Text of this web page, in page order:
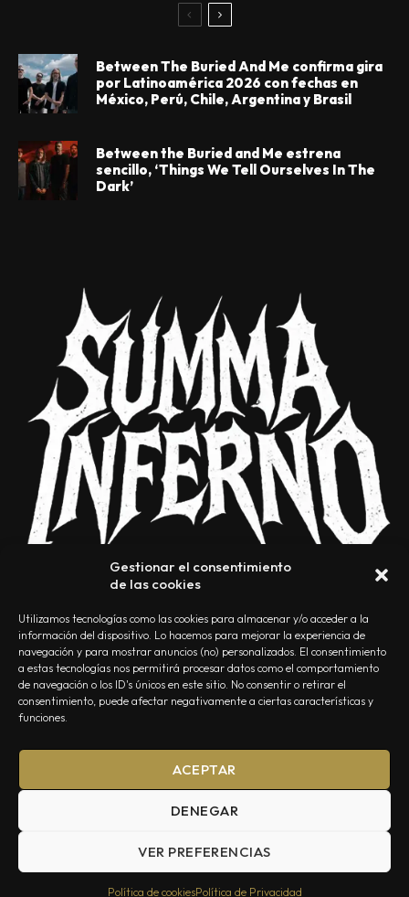
Gestionar el consentimiento
de las cookies
Utilizamos tecnologías como las cookies para almacenar y/o acceder a la
información del dispositivo. Lo hacemos para mejorar la experiencia de
navegación y para mostrar anuncios (no) personalizados. El consentimiento
a estas tecnologías nos permitirá procesar datos como el comportamiento
de navegación o los ID's únicos en este sitio. No consentir o retirar el
consentimiento, puede afectar negativamente a ciertas características y
funciones.
ACEPTAR
DENEGAR
VER PREFERENCIAS
Política de cookiesPolítica de Privacidad
Between The Buried And Me confirma gira
por Latinoamérica 2026 con fechas en
México, Perú, Chile, Argentina y Brasil
Between the Buried and Me estrena
sencillo, ‘Things We Tell Ourselves In The
Dark’
NOSOTROS CONTACTO EDITORIAL POLÍTICA DE PRIVACIDAD
Summa Inferno — Todos los Derechos Reservados © 2026